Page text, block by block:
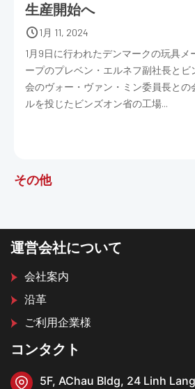
生産開始へ
1月 11, 2024
1月9日に行われたデンマークの玩具メ
ープのプレベン・エルネフ副社長とビ
会のヴォー・ヴァン・ミン委員長との
ルを投じたビンズオン省の工場...
その他
運営会社について
会社案内
沿革
ご利用企業様
コンタクト
5F, AChau Bldg, 24 Linh